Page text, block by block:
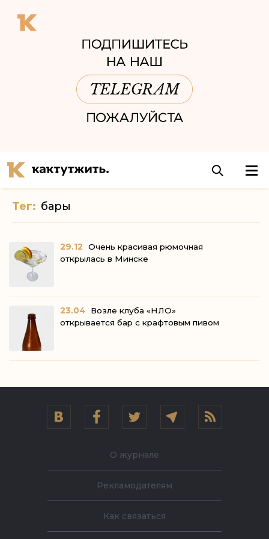
Тег: бары
29.12
Очень красивая рюмочная
открылась в Минске
23.04
Возле клуба «НЛО»
открывается бар с крафтовым пивом
О журнале
Рекламодателям
Как связаться